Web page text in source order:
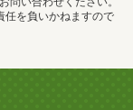
任を負いかねますので